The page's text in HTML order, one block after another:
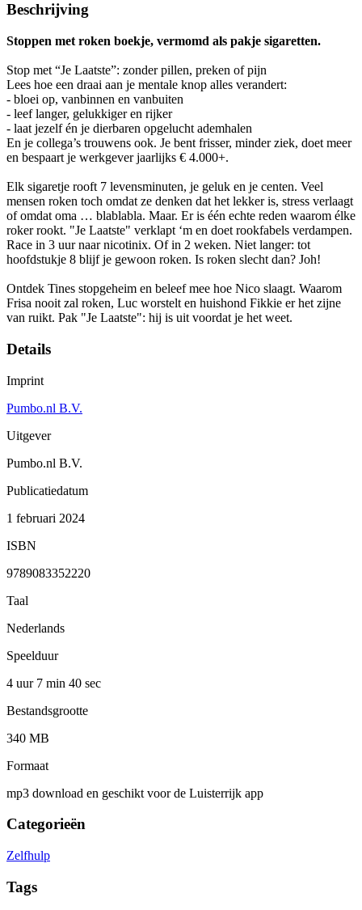
Beschrijving
Stoppen met roken boekje, vermomd als pakje sigaretten.
Stop met “Je Laatste”: zonder pillen, preken of pijn
Lees hoe een draai aan je mentale knop alles verandert:
- bloei op, vanbinnen en vanbuiten
- leef langer, gelukkiger en rijker
- laat jezelf én je dierbaren opgelucht ademhalen
En je collega’s trouwens ook. Je bent frisser, minder ziek, doet meer
en bespaart je werkgever jaarlijks € 4.000+.
Elk sigaretje rooft 7 levensminuten, je geluk en je centen. Veel
mensen roken toch omdat ze denken dat het lekker is, stress verlaagt
of omdat oma … blablabla. Maar. Er is één echte reden waarom élke
roker rookt. "Je Laatste" verklapt ‘m en doet rookfabels verdampen.
Race in 3 uur naar nicotinix. Of in 2 weken. Niet langer: tot
hoofdstukje 8 blijf je gewoon roken. Is roken slecht dan? Joh!
Ontdek Tines stopgeheim en beleef mee hoe Nico slaagt. Waarom
Frisa nooit zal roken, Luc worstelt en huishond Fikkie er het zijne
van ruikt. Pak "Je Laatste": hij is uit voordat je het weet.
Details
Imprint
Pumbo.nl B.V.
Uitgever
Pumbo.nl B.V.
Publicatiedatum
1 februari 2024
ISBN
9789083352220
Taal
Nederlands
Speelduur
4 uur 7 min 40 sec
Bestandsgrootte
340 MB
Formaat
mp3 download en geschikt voor de Luisterrijk app
Categorieën
Zelfhulp
Tags